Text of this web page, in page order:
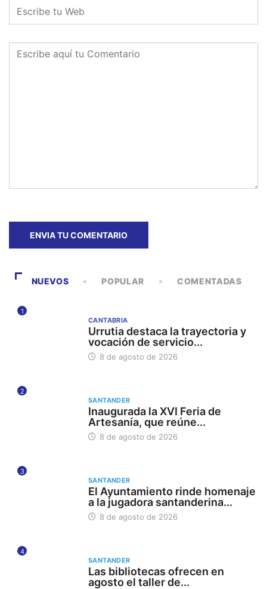
NUEVOS POPULAR COMENTADAS
1
CANTABRIA
Urrutia destaca la trayectoria y
vocación de servicio...
8 de agosto de 2026
2
SANTANDER
Inaugurada la XVI Feria de
Artesanía, que reúne...
8 de agosto de 2026
3
SANTANDER
El Ayuntamiento rinde homenaje
a la jugadora santanderina...
8 de agosto de 2026
4
SANTANDER
Las bibliotecas ofrecen en
agosto el taller de...